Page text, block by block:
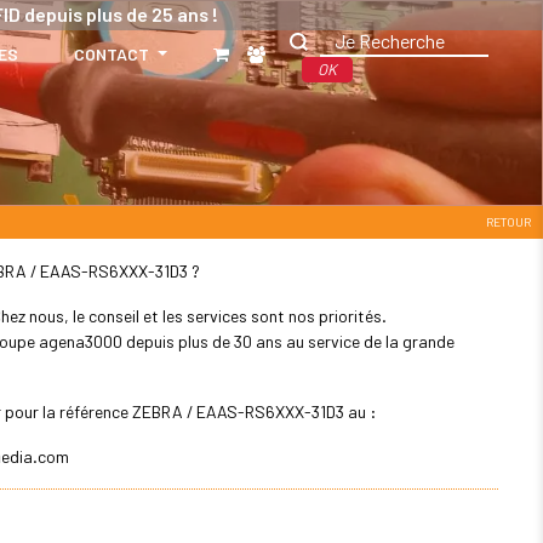
depuis plus de 25 ans !
CONTACT
OK
RETOUR
/ EAAS-RS6XXX-31D3 ?
nous, le conseil et les services sont nos priorités.
agena3000 depuis plus de 30 ans au service de la grande
la référence ZEBRA / EAAS-RS6XXX-31D3 au :